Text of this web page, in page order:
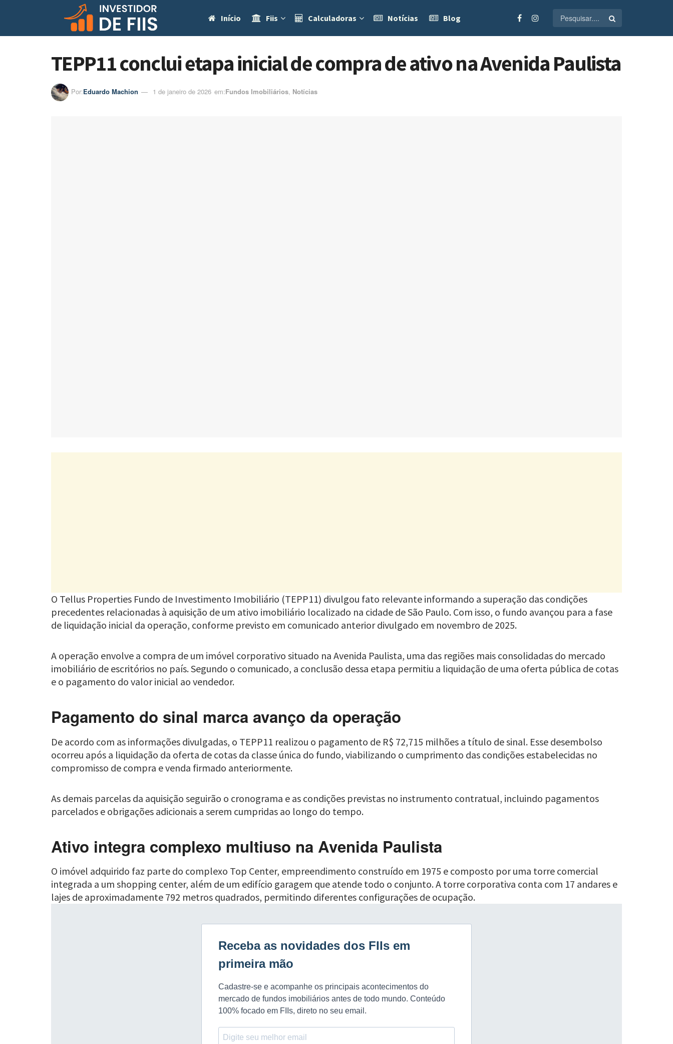
Início Fiis Calculadoras Notícias Blog
TEPP11 conclui etapa inicial de compra de ativo na Avenida Paulista
Por:Eduardo Machion 1 de janeiro de 2026 em:ㅤFundos Imobiliários, Notícias
O Tellus Properties Fundo de Investimento Imobiliário (TEPP11) divulgou fato relevante informando a superação das condições
precedentes relacionadas à aquisição de um ativo imobiliário localizado na cidade de São Paulo. Com isso, o fundo avançou para a fase
de liquidação inicial da operação, conforme previsto em comunicado anterior divulgado em novembro de 2025.
A operação envolve a compra de um imóvel corporativo situado na Avenida Paulista, uma das regiões mais consolidadas do mercado
imobiliário de escritórios no país. Segundo o comunicado, a conclusão dessa etapa permitiu a liquidação de uma oferta pública de cotas
e o pagamento do valor inicial ao vendedor.
Pagamento do sinal marca avanço da operação
De acordo com as informações divulgadas, o TEPP11 realizou o pagamento de R$ 72,715 milhões a título de sinal. Esse desembolso
ocorreu após a liquidação da oferta de cotas da classe única do fundo, viabilizando o cumprimento das condições estabelecidas no
compromisso de compra e venda firmado anteriormente.
As demais parcelas da aquisição seguirão o cronograma e as condições previstas no instrumento contratual, incluindo pagamentos
parcelados e obrigações adicionais a serem cumpridas ao longo do tempo.
Ativo integra complexo multiuso na Avenida Paulista
O imóvel adquirido faz parte do complexo Top Center, empreendimento construído em 1975 e composto por uma torre comercial
integrada a um shopping center, além de um edifício garagem que atende todo o conjunto. A torre corporativa conta com 17 andares e
lajes de aproximadamente 792 metros quadrados, permitindo diferentes configurações de ocupação.